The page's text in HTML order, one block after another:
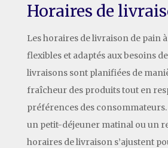
Horaires de
Les horaires de livraison de pain
flexibles et adaptés aux besoins
livraisons sont planifiées de
fraîcheur des produits tout en
préférences des
un petit-déjeuner matinal ou un
horaires de livraison s’ajustent